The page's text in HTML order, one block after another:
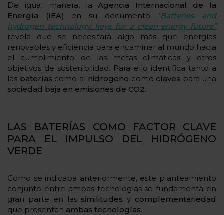
De igual manera, laAgencia Internacional de la
Energía (IEA) en su documento “Batteries and
hydrogen technology: keys for a clean energy future”
revela que se necesitará algo más que energías
renovables y eficiencia para encaminar al mundo hacia
el cumplimiento de las metas climáticas y otros
objetivos de sostenibilidad. Para ello identifica tanto a
las baterías como al hidrogeno como claves para una
sociedad baja en emisiones de CO2.
LAS BATERÍAS COMO FACTOR CLAVE
PARA EL IMPULSO DEL HIDRÓGENO
VERDE
Como se indicaba anteriormente, este planteamiento
conjunto entre ambas tecnologías se fundamenta en
gran parte en las similitudes y complementariedad
que presentan ambas tecnologías.